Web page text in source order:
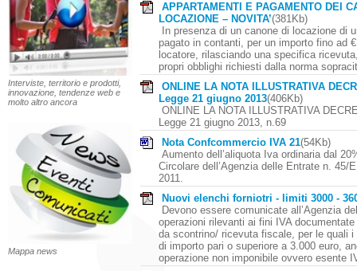
Interviste, territorio e prodotti,
innovazione, tendenze web e
molto altro ancora
Mappa news
APPARTAMENTI E PAGAMENTO DEI
LOCAZIONE – NOVITA’(381Kb)
In presenza di un canone di locazione di
pagato in contanti, per un importo fino ad
locatore, rilasciando una specifica
propri obblighi richiesti dalla norma
ONLINE LA NOTA ILLUSTRATIVA
Legge 21 giugno 2013(406Kb)
ONLINE LA NOTA ILLUSTRATIVA
Legge 21 giugno 2013, n.69
Nota Confcommercio IVA 21(54Kb)
Aumento dell’aliquota Iva ordinaria dal
Circolare dell’Agenzia delle Entrate n. 45/
2011.
Nuovi elenchi forniotri - limiti 3000 -
Devono essere comunicate all’Agenzia
operazioni rilevanti ai fini IVA
da scontrino/ ricevuta fiscale, per le quali
di importo pari o superiore a 3.000 euro,
operazione non imponibile ovvero esente